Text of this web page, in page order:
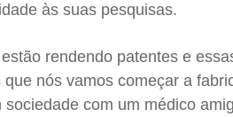
às suas pesquisas.
rendendo patentes e
nós vamos começar a
com um médico